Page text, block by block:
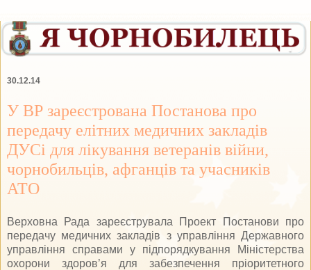
30.12.14
У ВР зареєстрована Постанова про
передачу елітних медичних закладів
ДУСі для лікування ветеранів війни,
чорнобильців, афганців та учасників
АТО
Верховна Рада зареєструвала Проект Постанови про
передачу медичних закладів з управління Державного
управління справами у підпорядкування Міністерства
охорони здоров’я для забезпечення пріоритетного